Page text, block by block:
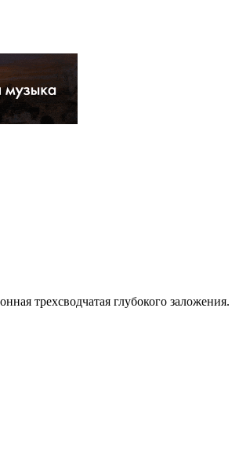
трехсводчатая глубокого заложения.